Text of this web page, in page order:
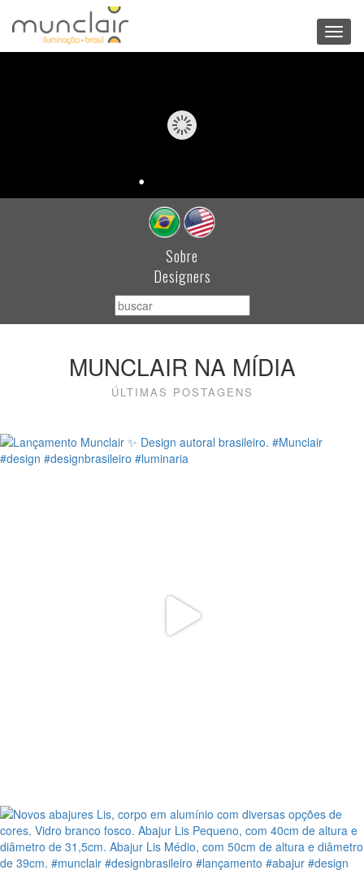
Sobre
Designers
MUNCLAIR NA MÍDIA
ÚLTIMAS POSTAGENS